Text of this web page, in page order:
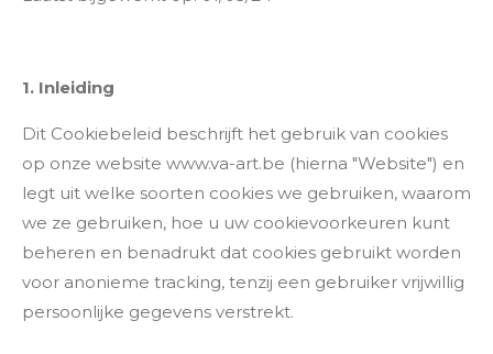
1. Inleiding
Dit Cookiebeleid beschrijft het gebruik van cookies
op onze website www.va-art.be (hierna "Website") en
legt uit welke soorten cookies we gebruiken, waarom
we ze gebruiken, hoe u uw cookievoorkeuren kunt
beheren en benadrukt dat cookies gebruikt worden
voor anonieme tracking, tenzij een gebruiker vrijwillig
persoonlijke gegevens verstrekt.